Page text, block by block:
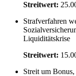
Streitwert:
Strafverfahren
Liquiditätskrise
Streitwert:
Streit um Bonus,